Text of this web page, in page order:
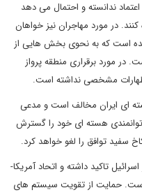
ندانسته و احتمال می دهد
در مورد مهاجران نیز خواهان
است که به نحوی بخش هایی از
در مورد برقراری منطقه پرواز
مشخصی نداشته است.
ای ایران مخالف است و مدعی
هسته ای خود را گسترش
سفید توافق را لغو خواهد کرد.
تاکید داشته و اتحاد آمریکا-
است. حمایت از تقویت سیستم های